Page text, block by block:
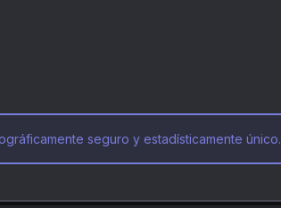
seguro y estadísticamente único.